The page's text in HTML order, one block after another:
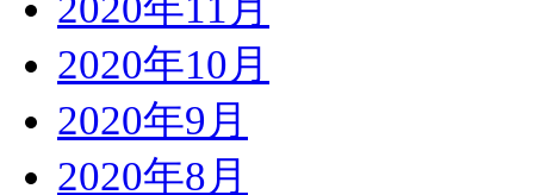
2020年10月
2020年9月
2020年8月